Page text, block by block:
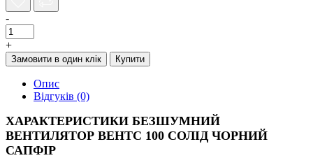
-
+
Замовити в один клік Купити
Опис
Відгуків (0)
ХАРАКТЕРИСТИКИ БЕЗШУМНИЙ
ВЕНТИЛЯТОР ВЕНТС 100 СОЛІД ЧОРНИЙ
САПФІР